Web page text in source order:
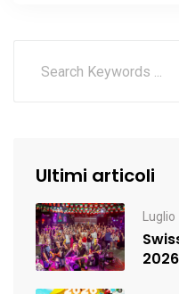
Ultimi articoli
Luglio